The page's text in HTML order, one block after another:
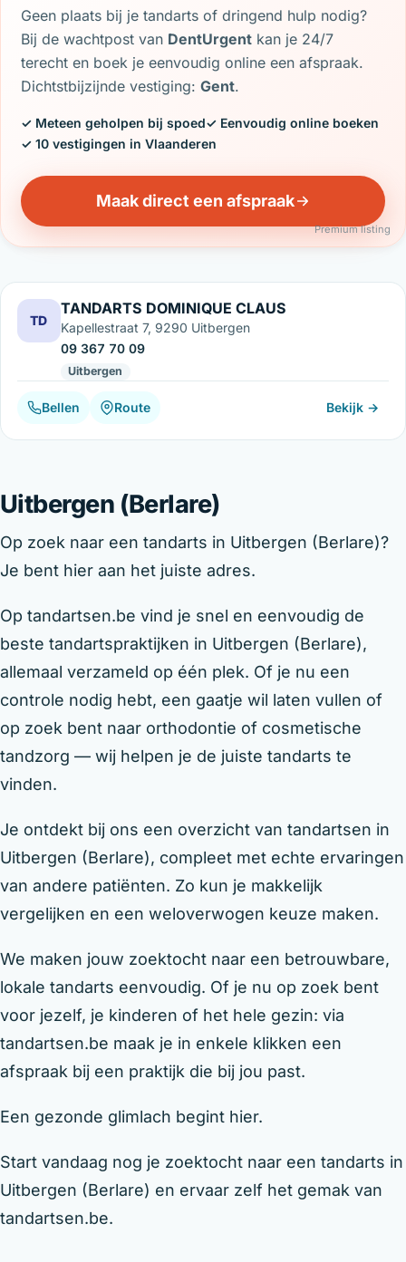
Geen plaats bij je tandarts of dringend hulp nodig?
Bij de wachtpost van DentUrgent kan je 24/7
terecht en boek je eenvoudig online een afspraak.
Dichtstbijzijnde vestiging:Gent.
✓ Meteen geholpen bij spoed✓ Eenvoudig online boeken
✓ 10 vestigingen in Vlaanderen
Maak direct een afspraak
Premium listing
TD
TANDARTS DOMINIQUE CLAUS
Kapellestraat 7, 9290 Uitbergen
09 367 70 09
Uitbergen
Bellen Route Bekijk →
Uitbergen (Berlare)
Op zoek naar een tandarts in Uitbergen (Berlare)?
Je bent hier aan het juiste adres.
Op tandartsen.be vind je snel en eenvoudig de
beste tandartspraktijken in Uitbergen (Berlare),
allemaal verzameld op één plek. Of je nu een
controle nodig hebt, een gaatje wil laten vullen of
op zoek bent naar orthodontie of cosmetische
tandzorg — wij helpen je de juiste tandarts te
vinden.
Je ontdekt bij ons een overzicht van tandartsen in
Uitbergen (Berlare), compleet met echte ervaringen
van andere patiënten. Zo kun je makkelijk
vergelijken en een weloverwogen keuze maken.
We maken jouw zoektocht naar een betrouwbare,
lokale tandarts eenvoudig. Of je nu op zoek bent
voor jezelf, je kinderen of het hele gezin: via
tandartsen.be maak je in enkele klikken een
afspraak bij een praktijk die bij jou past.
Een gezonde glimlach begint hier.
Start vandaag nog je zoektocht naar een tandarts in
Uitbergen (Berlare) en ervaar zelf het gemak van
tandartsen.be.